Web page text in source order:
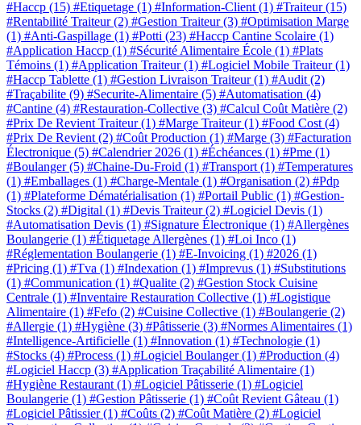
#Haccp (15) #Etiquetage (1) #Information-Client (1) #Traiteur(15)
#Rentabilité Traiteur(2) #Gestion Traiteur(3) #Optimisation Marge
(1) #Anti-Gaspillage (1) #Potti (23) #Haccp Cantine Scolaire (1)
#Application Haccp (1) #Sécurité Alimentaire École (1) #Plats
Témoins (1) #Application Traiteur(1) #Logiciel Mobile Traiteur(1)
#Haccp Tablette (1) #Gestion Livraison Traiteur(1) #Audit (2)
#Traçabilite (9) #Securite-Alimentaire (5) #Automatisation (4)
#Cantine (4) #Restauration-Collective (3) #Calcul Coût Matière (2)
#Prix De Revient Traiteur(1) #Marge Traiteur(1) #Food Cost (4)
#Prix De Revient (2) #Coût Production (1) #Marge (3) #Facturation
Électronique (5) #Calendrier 2026 (1) #Échéances (1) #Pme (1)
#Boulanger(5) #Chaine-Du-Froid (1) #Transport (1) #Temperatures
(1) #Emballages (1) #Charge-Mentale (1) #Organisation (2) #Pdp
(1) #Plateforme Dématérialisation (1) #Portail Public (1) #Gestion-
Stocks (2) #Digital (1) #Devis Traiteur(2) #Logiciel Devis (1)
#Automatisation Devis (1) #Signature Électronique (1) #Allergènes
Boulangerie (1) #Étiquetage Allergènes (1) #Loi Inco (1)
#Réglementation Boulangerie (1) #E-Invoicing (1) #2026 (1)
#Pricing (1) #Tva (1) #Indexation (1) #Imprevus (1) #Substitutions
(1) #Communication (1) #Qualite (2) #Gestion Stock Cuisine
Centrale (1) #Inventaire Restauration Collective (1) #Logistique
Alimentaire (1) #Fefo (2) #Cuisine Collective (1) #Boulangerie (2)
#Allergie (1) #Hygiène (3) #Pâtisserie (3) #Normes Alimentaires (1)
#Intelligence-Artificielle (1) #Innovation (1) #Technologie (1)
#Stocks (4) #Process (1) #Logiciel Boulanger(1) #Production (4)
#Logiciel Haccp (3) #Application Traçabilité Alimentaire (1)
#Hygiène Restaurant (1) #Logiciel Pâtisserie (1) #Logiciel
Boulangerie (1) #Gestion Pâtisserie (1) #Coût Revient Gâteau (1)
#Logiciel Pâtissier(1) #Coûts (2) #Coût Matière (2) #Logiciel